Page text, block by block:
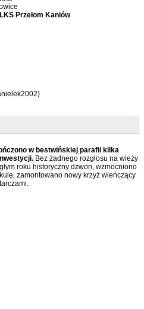
LKS Przełom Kaniów
w bestwińskiej parafii kilka
Bez żadnego rozgłosu na wieży
roku historyczny dzwon, wzmocniono
zamontowano nowy krzyż wieńczący